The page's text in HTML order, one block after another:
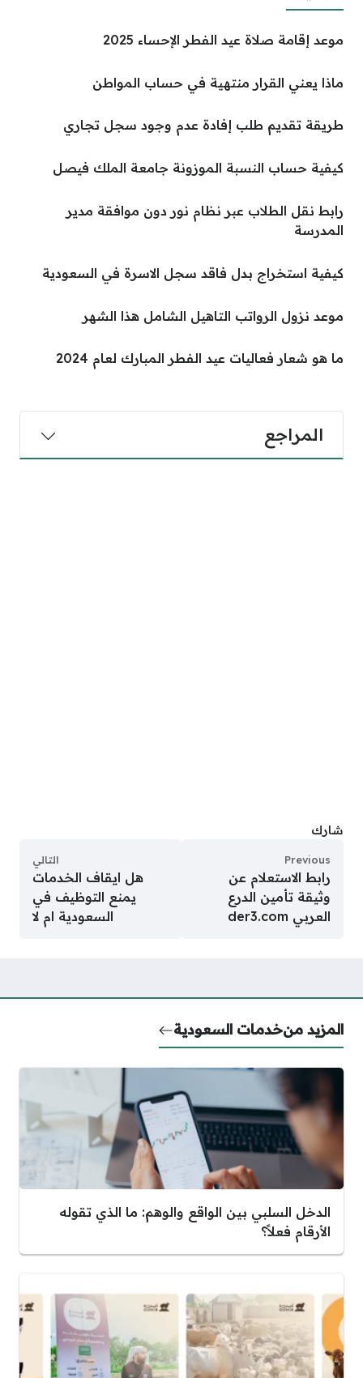
موعد إقامة صلاة عيد الفطر الإحساء 2025
ماذا يعني القرار منتهية في حساب المواطن
طريقة تقديم طلب إفادة عدم وجود سجل تجاري
كيفية حساب النسبة الموزونة جامعة الملك فيصل
رابط نقل الطلاب عبر نظام نور دون موافقة مدير
المدرسة
كيفية استخراج بدل فاقد سجل الاسرة في السعودية
موعد نزول الرواتب التاهيل الشامل هذا الشهر
ما هو شعار فعاليات عيد الفطر المبارك لعام 2024
المراجع
شارك
Previous
رابط الاستعلام عن
وثيقة تأمين الدرع
العربي der3.com
التالي
هل ايقاف الخدمات
يمنع التوظيف في
السعودية ام لا
المزيد منخدمات السعودية
الدخل السلبي بين الواقع والوهم: ما الذي تقوله
الأرقام فعلاً؟